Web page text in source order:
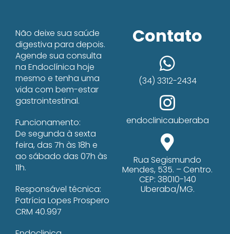
Não deixe sua saúde
digestiva para depois.
Agende sua consulta
na Endoclínica hoje
mesmo e tenha uma
vida com bem-estar
gastrointestinal.
Funcionamento:
De segunda à sexta
feira, das 7h às 18h e
ao sábado das 07h às
11h.
Responsável técnica:
Patrícia Lopes Prospero
CRM 40.997
Contato
(34) 3312-2434​
endoclinicauberaba
Rua Segismundo
Mendes, 535. – Centro.
CEP: 38010-140
Uberaba/MG.